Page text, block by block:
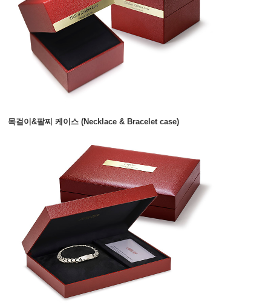
목걸이&팔찌 케이스 (Necklace & Bracelet case)